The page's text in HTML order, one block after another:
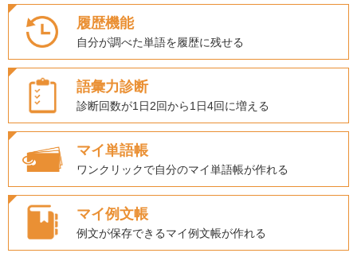
履歴機能
自分が調べた単語を履歴に残せる
語彙力診断
診断回数が1日2回から1日4回に増える
マイ単語帳
ワンクリックで自分のマイ単語帳が作れる
マイ例文帳
例文が保存できるマイ例文帳が作れる